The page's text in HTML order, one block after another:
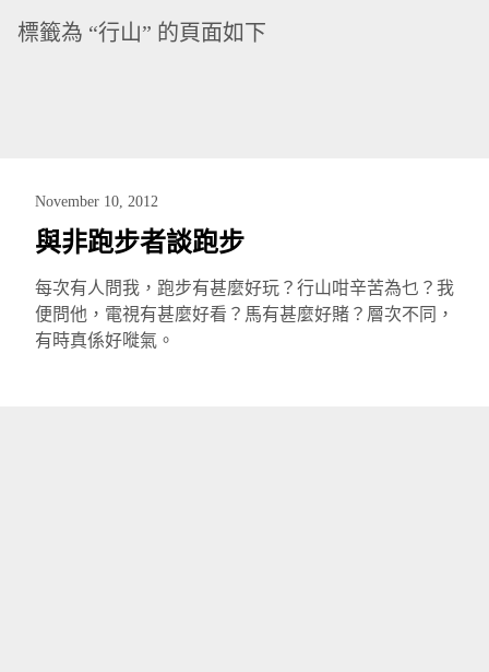
標籤為 “行山” 的頁面如下
November 10, 2012
與非跑步者談跑步
每次有人問我，跑步有甚麼好玩？行山咁辛苦為乜？我
便問他，電視有甚麼好看？馬有甚麼好賭？層次不同，
有時真係好嘥氣。